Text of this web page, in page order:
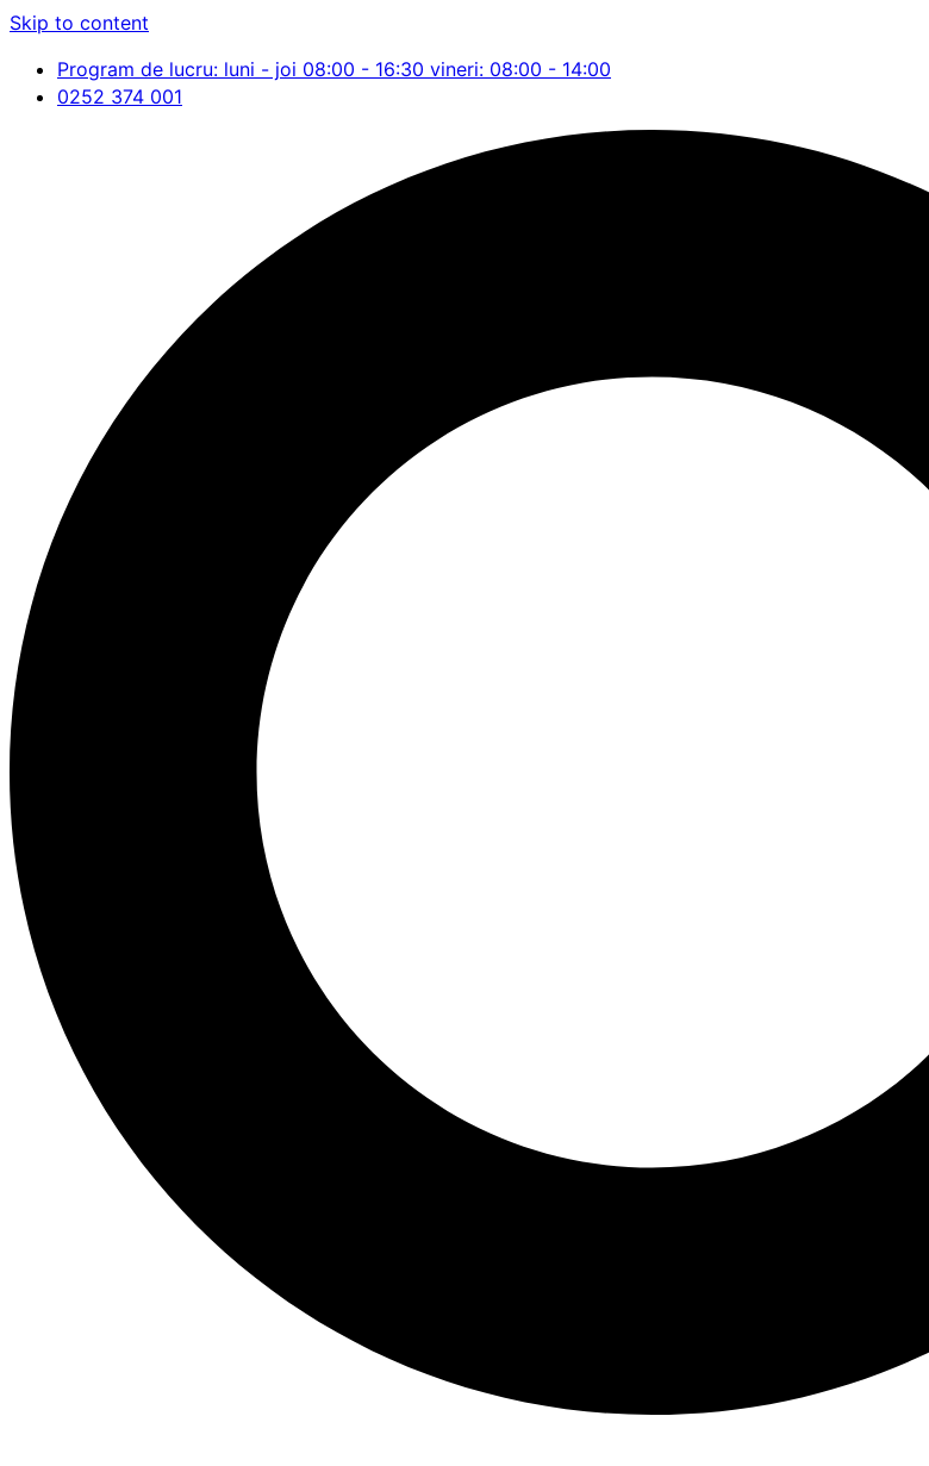
Skip to content
Program de lucru: luni - joi 08:00 - 16:30 vineri: 08:00 - 14:00
0252 374 001